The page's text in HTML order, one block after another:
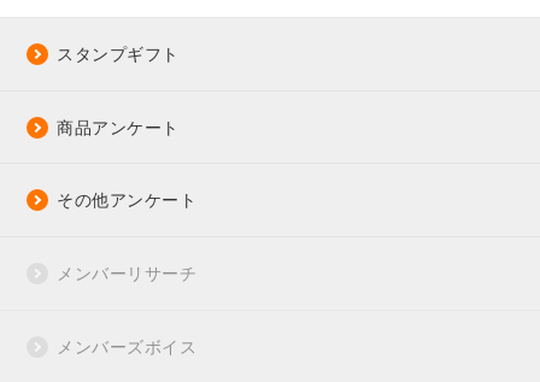
スタンプギフト
商品アンケート
その他アンケート
メンバーリサーチ
メンバーズボイス